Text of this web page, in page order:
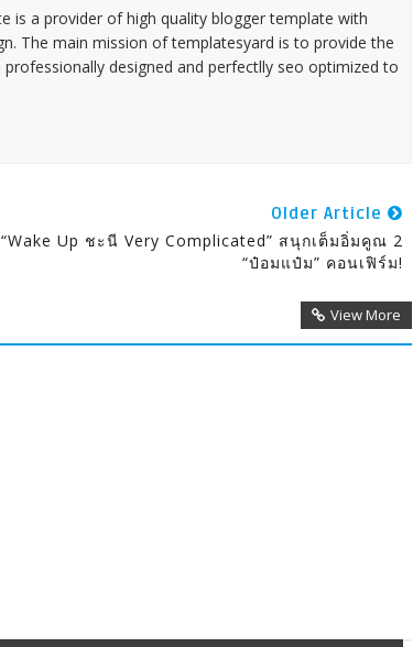
is a provider of high quality blogger template with
The main mission of templatesyard is to provide the
designed and perfectlly seo optimized to
Older Article
“Wake Up ชะนี Very Complicated” สนุกเต็มอิ่มคูณ 2
“ป๋อมแป๋ม” คอนเฟิร์ม!
View More